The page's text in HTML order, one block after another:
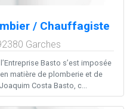
/ Chauffagiste
Garches
Basto s’est imposée
matière de plomberie et de
Costa Basto, c...